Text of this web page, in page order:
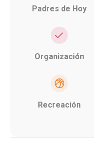
Padres de Hoy
Organización
Recreación